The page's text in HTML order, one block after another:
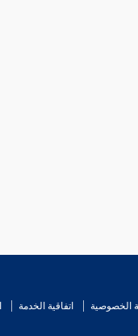
الخصوصية اتفاقية الخدمة